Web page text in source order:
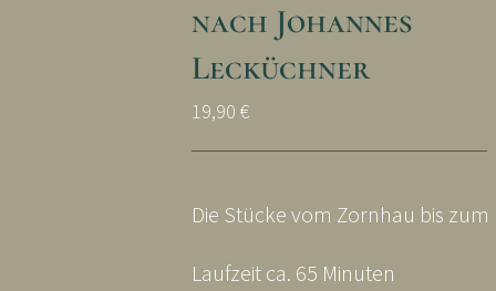
nach Johannes
Lecküchner
19,90 €
Die Stücke vom Zornhau bis zum
Laufzeit ca. 65 Minuten